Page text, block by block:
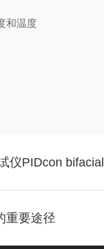
和温度
仪PIDcon bifacial
重要途径